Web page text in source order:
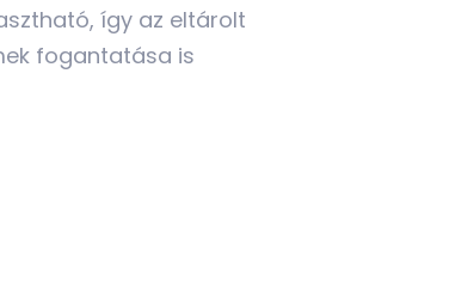
így az eltárolt
fogantatása is